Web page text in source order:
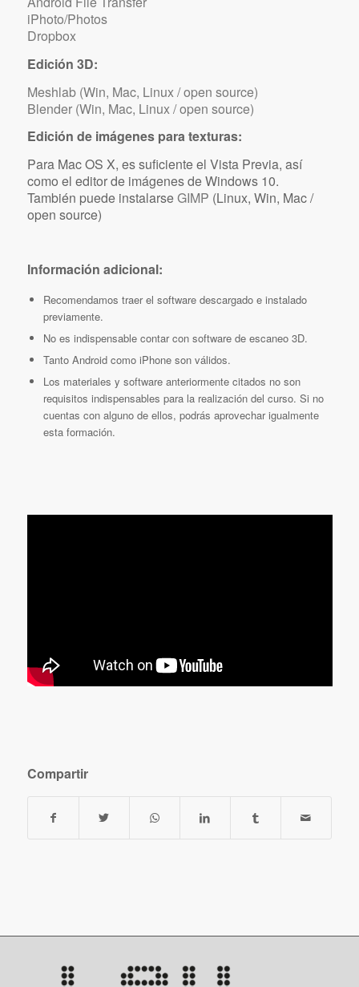
iPhoto/Photos
Dropbox
Edición 3D:
Meshlab (Win, Mac, Linux / open source)
Blender (Win, Mac, Linux / open source)
Edición de imágenes para texturas:
Para Mac OS X, es suficiente el Vista Previa, así
como el editor de imágenes de Windows 10.
También puede instalarseGIMP (Linux, Win, Mac /
open source)
Información adicional:
Recomendamos traer el software descargado e instalado
previamente.
No es indispensable contar con software de escaneo 3D.
Tanto Android como iPhone son válidos.
Los materiales y software anteriormente citados no son
requisitos indispensables para la realización del curso. Si no
cuentas con alguno de ellos, podrás aprovechar igualmente
esta formación.
Compartir